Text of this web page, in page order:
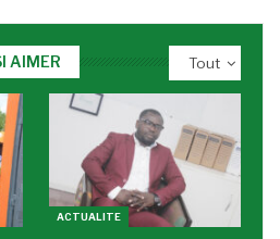
Tout
AIMER
ACTUALITE